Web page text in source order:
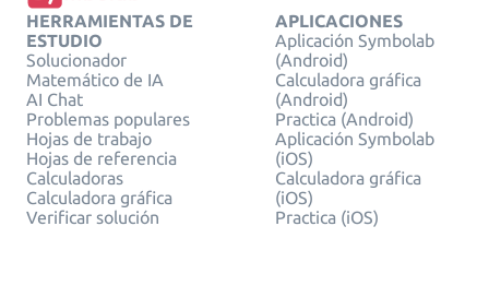
HERRAMIENTAS DE
ESTUDIO
Solucionador
Matemático de IA
AI Chat
Problemas populares
Hojas de trabajo
Hojas de referencia
Calculadoras
Calculadora gráfica
Verificar solución
APLICACIONES
Aplicación Symbolab
(Android)
Calculadora gráfica
(Android)
Practica (Android)
Aplicación Symbolab
(iOS)
Calculadora gráfica
(iOS)
Practica (iOS)